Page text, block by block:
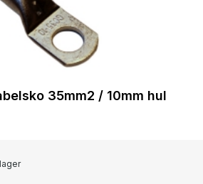
35mm2 / 10mm hul